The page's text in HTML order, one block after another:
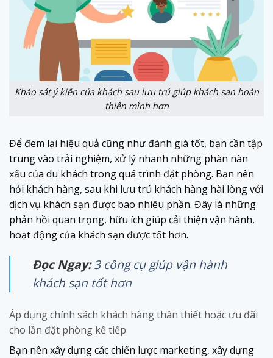
Khảo sát ý kiến của khách sau lưu trú giúp khách sạn hoàn
thiện mình hơn
Để đem lại hiệu quả cũng như đánh giá tốt, bạn cần tập
trung vào trải nghiệm, xử lý nhanh những phàn nàn
xấu của du khách trong quá trình đặt phòng. Bạn nên
hỏi khách hàng, sau khi lưu trú khách hàng hài lòng với
dịch vụ khách sạn được bao nhiêu phần. Đây là những
phản hồi quan trọng, hữu ích giúp cải thiện vận hành,
hoạt động của khách sạn được tốt hơn.
Đọc Ngay: 3 công cụ giúp vận hành
khách sạn tốt hơn
Áp dụng chính sách khách hàng thân thiết hoặc ưu đãi
cho lần đặt phòng kế tiếp
Bạn nên xây dựng các chiến lược marketing, xây dựng